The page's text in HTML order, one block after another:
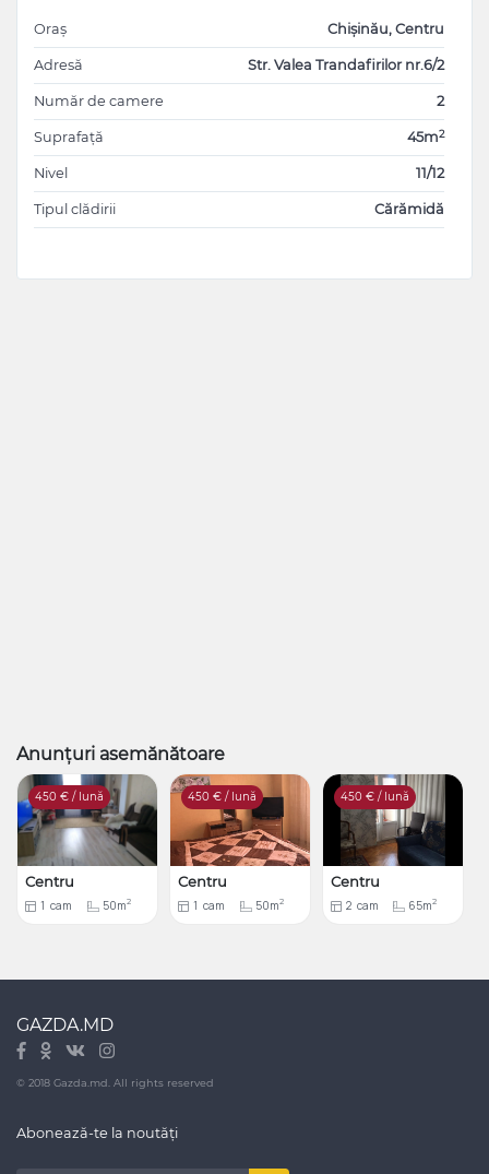
Oraș Chișinău, Centru
Adresă Str. Valea Trandafirilor nr.6/2
Număr de camere 2
Suprafață 45m2
Nivel 11/12
Tipul clădirii Cărămidă
Anunțuri asemănătoare
450 € / lună
Centru
1 cam 50m2
450 € / lună
Centru
1 cam 50m2
450 € / lună
Centru
2 cam 65m2
GAZDA.MD
© 2018 Gazda.md. All rights reserved
Abonează-te la noutăți